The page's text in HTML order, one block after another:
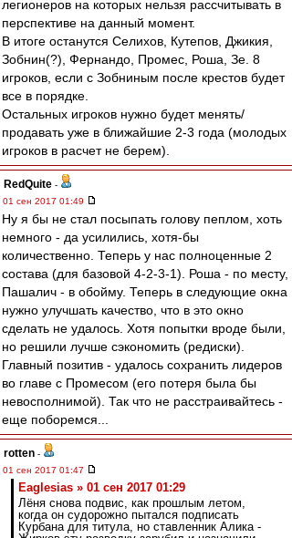
легионеров на которых нельзя рассчитывать в
перспективе на данный момент.
В итоге останутся Селихов, Кутепов, Джикия,
Зобнин(?), Фернандо, Промес, Роша, Зе. 8
игроков, если с Зобниным после крестов будет
все в порядке.
Остальных игроков нужно будет менять/
продавать уже в ближайшие 2-3 года (молодых
игроков в расчет не берем).
RedQuite -
01 сен 2017 01:49
Ну я бы не стал посыпать голову пеплом, хоть
немного - да усилились, хотя-бы
количественно. Теперь у нас полноценные 2
состава (для базовой 4-2-3-1). Роша - по месту,
Пашалич - в обойму. Теперь в следующие окна
нужно улучшать качество, что в это окно
сделать не удалось. Хотя попытки вроде были,
но решили лучше сэкономить (редиски).
Главный позитив - удалось сохранить лидеров
во главе с Промесом (его потеря была бы
невосполнимой). Так что не расстраивайтесь -
еще поборемся...
rotten -
01 сен 2017 01:47
Eaglesias » 01 сен 2017 01:29
Лёня снова подвис, как прошлым летом,
когда он судорожно пытался подписать
Курбана для титула, но ставленник Алика -